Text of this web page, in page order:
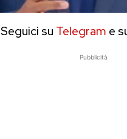
Seguici su Telegram e
Pubblicità